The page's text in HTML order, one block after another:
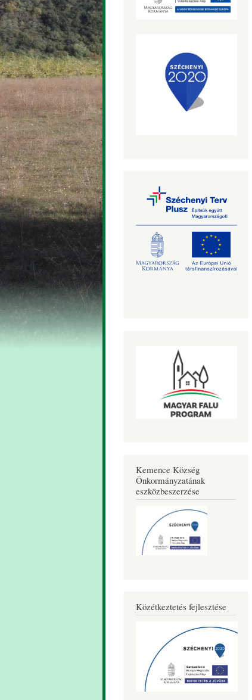
Kemence Község
Önkormányzatának
eszközbeszerzése
Közétkeztetés fejlesztése